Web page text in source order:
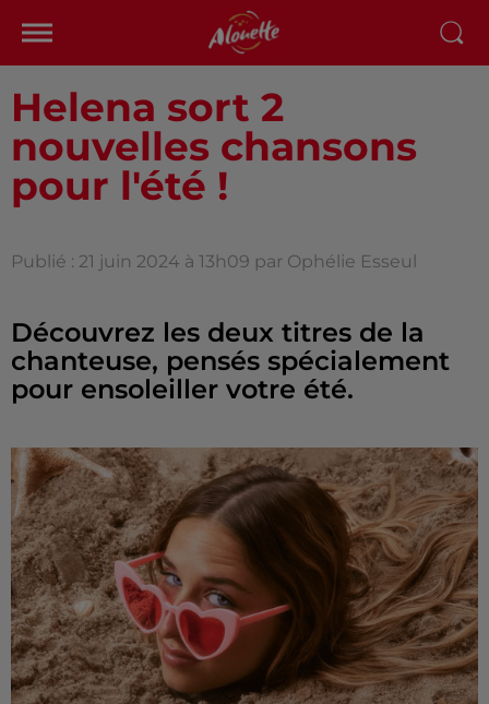
Helena sort 2
nouvelles chansons
pour l'été !
Publié : 21 juin 2024 à 13h09 par Ophélie Esseul
Découvrez les deux titres de la
chanteuse, pensés spécialement
pour ensoleiller votre été.